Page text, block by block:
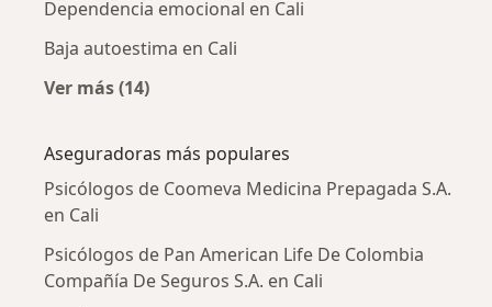
Dependencia emocional en Cali
Baja autoestima en Cali
Ver más (14)
Aseguradoras más populares
Psicólogos de Coomeva Medicina Prepagada S.A.
en Cali
Psicólogos de Pan American Life De Colombia
Compañía De Seguros S.A. en Cali